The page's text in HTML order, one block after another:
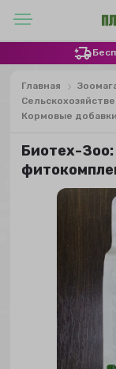
Главная
Кормовые добавки
Биотех-Зоо: